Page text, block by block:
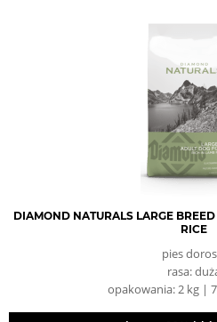
DIAMOND NATURALS LARGE
RICE
pies
rasa:
opakowania: 2 kg |